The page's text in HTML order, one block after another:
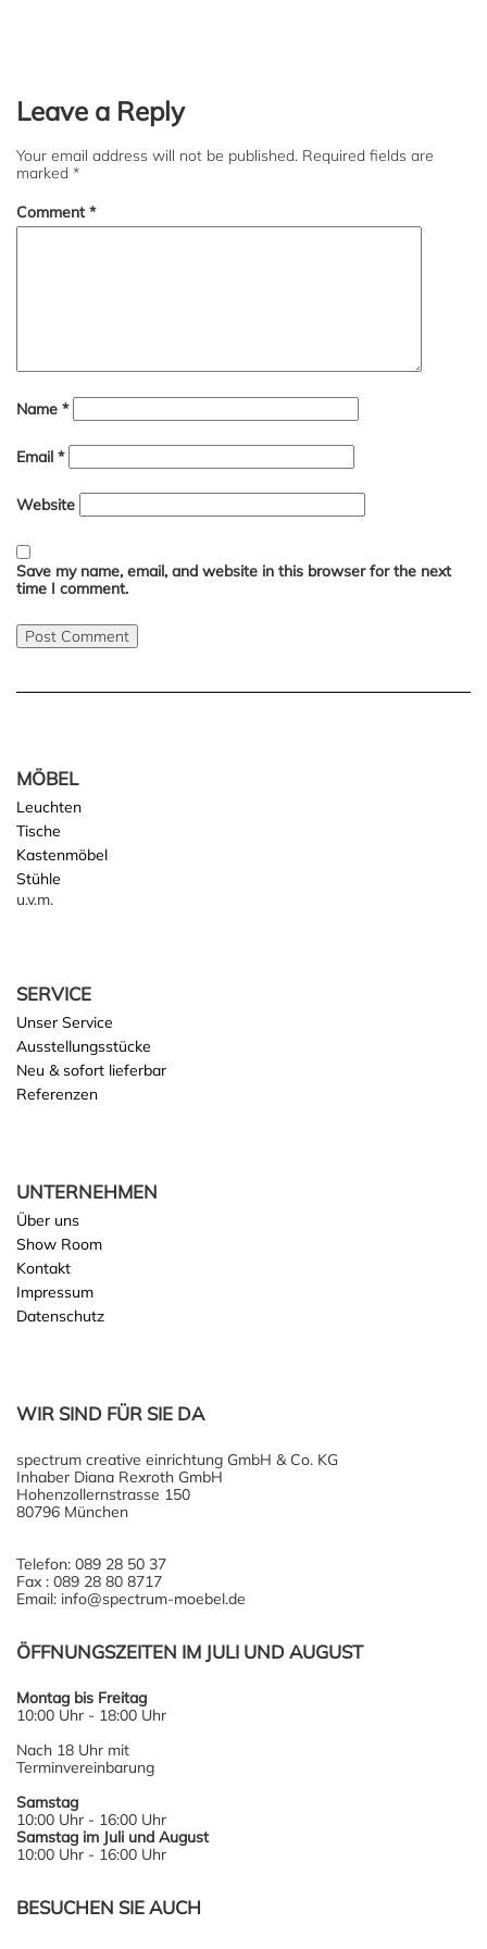
Leave a Reply
Your email address will not be published. Required fields are
marked *
Comment*
Name *
Email *
Website
Save my name, email, and website in this browser for the next
time I comment.
MÖBEL
Leuchten
Tische
Kastenmöbel
Stühle
u.v.m.
SERVICE
Unser Service
Ausstellungsstücke
Neu & sofort lieferbar
Referenzen
UNTERNEHMEN
Über uns
Show Room
Kontakt
Impressum
Datenschutz
WIR SIND FÜR SIE DA
spectrum creative einrichtung GmbH & Co. KG
Inhaber Diana Rexroth GmbH
Hohenzollernstrasse 150
80796 München
Telefon: 089 28 50 37
Fax : 089 28 80 8717
Email: info@spectrum-moebel.de
ÖFFNUNGSZEITEN IM JULI UND AUGUST
Montag bis Freitag
10:00 Uhr - 18:00 Uhr
Nach 18 Uhr mit
Terminvereinbarung
Samstag
10:00 Uhr - 16:00 Uhr
Samstag im Juli und August
10:00 Uhr - 16:00 Uhr
BESUCHEN SIE AUCH